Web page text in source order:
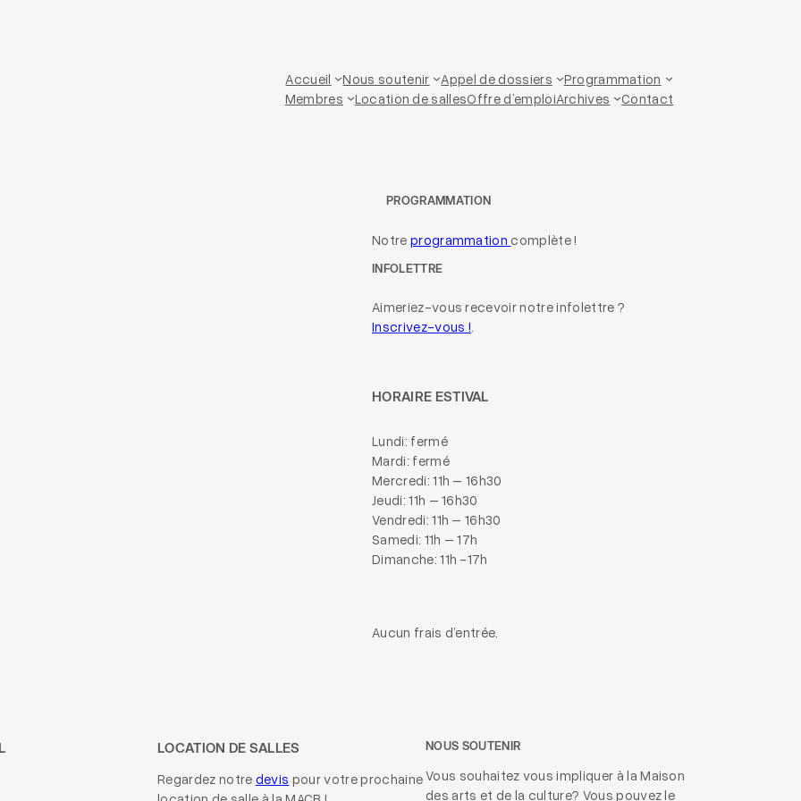
Accueil Nous soutenir Appel de dossiers
Programmation
Membres
Location de sallesOffre d’emploiArchives Contact
PROGRAMMATION
Notre programmation complète !
INFOLETTRE
Aimeriez-vous recevoir notre infolettre ?
Inscrivez-vous !.
HORAIRE ESTIVAL
Lundi: fermé
Mardi: fermé
Mercredi: 11h – 16h30
Jeudi: 11h – 16h30
Vendredi: 11h – 16h30
Samedi: 11h – 17h
Dimanche: 11h -17h
Aucun frais d’entrée.
LOCATION DE SALLES
Regardez notre devis pour votre prochaine
NOUS SOUTENIR
Vous souhaitez vous impliquer à la Maison
des arts et de la culture? Vous pouvez le